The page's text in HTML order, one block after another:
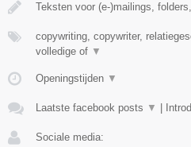
Teksten voor (e-)mailings,
copywriting, copywriter,
volledige of ▼
Openingstijden ▼
Laatste facebook posts ▼
Sociale media: